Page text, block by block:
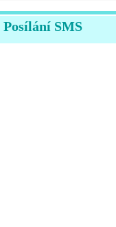
Posílání SMS